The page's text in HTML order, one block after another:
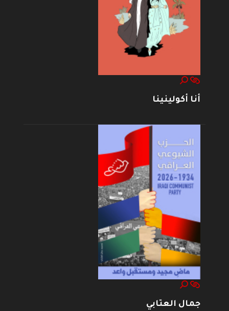
أنا أكولينينا
جمال العتابي